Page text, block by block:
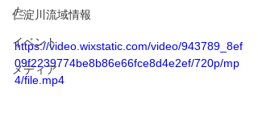
仁淀川流域情報
イベント
メディア
た。
https://video.wixstatic.com/video/943789_8ef
09f2239774be8b86e66fce8d4e2ef/720p/mp
4/file.mp4